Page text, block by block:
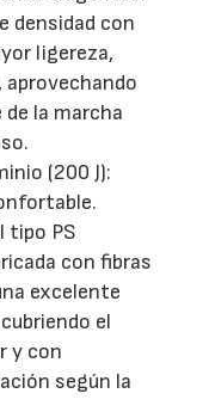
densidad con
ligereza,
la marcha
(200 J):
tipo PS
con fibras
excelente
el
y con
según la